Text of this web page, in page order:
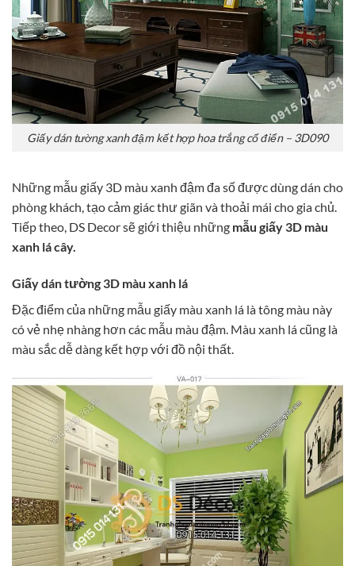
Giấy dán tường xanh đậm kết hợp hoa trắng cổ điển – 3D090
Những mẫu giấy 3D màu xanh đậm đa số được dùng dán cho
phòng khách, tạo cảm giác thư giãn và thoải mái cho gia chủ.
Tiếp theo, DS Decor sẽ giới thiệu những mẫu giấy 3D màu
xanh lá cây.
Giấy dán tường 3D màu xanh lá
Đặc điểm của những mẫu giấy màu xanh lá là tông màu này
có vẻ nhẹ nhàng hơn các mẫu màu đậm. Màu xanh lá cũng là
màu sắc dễ dàng kết hợp với đồ nội thất.